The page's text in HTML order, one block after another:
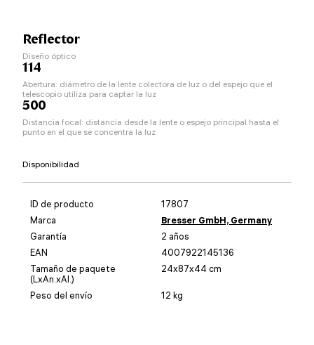
Reflector
Diseño óptico
114
Abertura: diámetro de la lente colectora de luz o del espejo que el
telescopio utiliza para captar la luz
500
Distancia focal: distancia desde la lente o espejo principal hasta el
punto en el que se concentra la luz
Disponibilidad
ID de producto
17807
Marca
Bresser GmbH, Germany
Garantía
2 años
EAN
4007922145136
Tamaño de paquete
(LxAn.xAl.)
24x87x44 cm
Peso del envío 12 kg